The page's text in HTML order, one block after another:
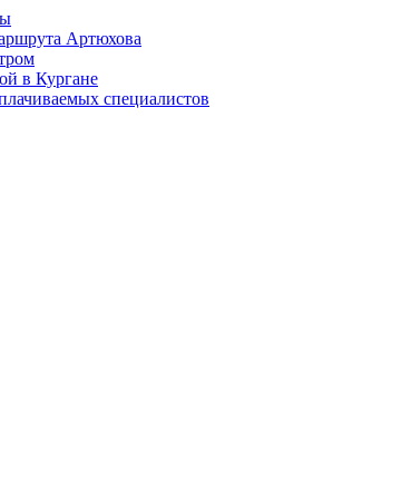
Артюхова
в Кургане
специалистов